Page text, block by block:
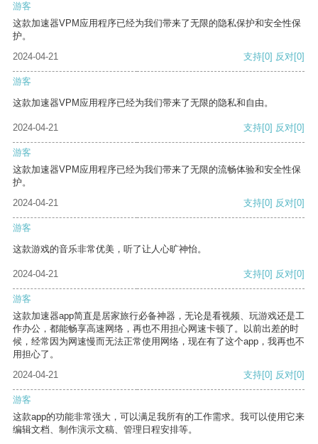
游客
这款加速器VPM应用程序已经为我们带来了无限的隐私保护和安全性保
护。
2024-04-21
支持[0] 反对[0]
游客
这款加速器VPM应用程序已经为我们带来了无限的隐私和自由。
2024-04-21 支持[0] 反对[0]
游客
这款加速器VPM应用程序已经为我们带来了无限的流畅体验和安全性保
护。
2024-04-21
支持[0] 反对[0]
游客
这款游戏的音乐非常优美，听了让人心旷神怡。
2024-04-21 支持[0] 反对[0]
游客
这款加速器app简直是居家旅行必备神器，无论是看视频、玩游戏还是工
作办公，都能畅享高速网络，再也不用担心网速卡顿了。以前出差的时
候，经常因为网速慢而无法正常使用网络，现在有了这个app，我再也不
用担心了。
2024-04-21
支持[0] 反对[0]
游客
这款app的功能非常强大，可以满足我所有的工作需求。我可以使用它来
编辑文档、制作演示文稿、管理日程安排等。